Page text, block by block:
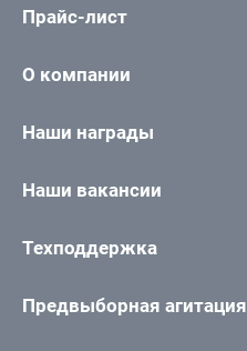
Прайс-лист
О компании
Наши награды
Наши вакансии
Техподдержка
Предвыборная агитация